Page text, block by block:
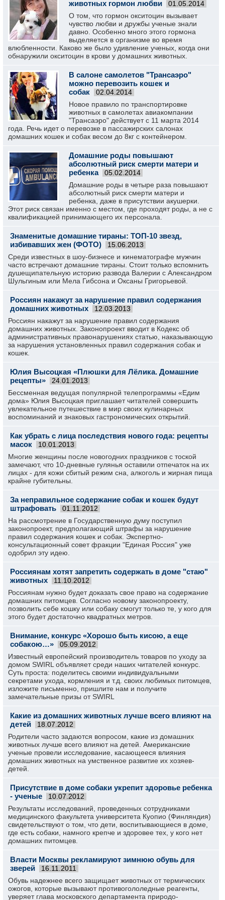
животных гормон любви 01.05.2014
О том, что гормон окситоцин вызывает
чувство любви и дружбы ученые знали
давно. Особенно много этого гормона
выделяется в организме во время
влюбленности. Каково же было удивление ученых, когда они
обнаружили окситоцин в крови у домашних животных.
В салоне самолетов "Трансаэро"
можно перевозить кошек и
собак
02.04.2014
Новое правило по транспортировке
животных в самолетах авиакомпании
"Трансаэро" действует с 11 марта 2014
года. Речь идет о перевозке в пассажирских салонах
домашних кошек и собак весом до 8кг с контейнером.
Домашние роды повышают
абсолютный риск смерти матери и
ребенка
05.02.2014
Домашние роды в четыре раза повышают
абсолютный риск смерти матери и
ребенка, даже в присутствии акушерки.
Этот риск связан именно с местом, где проходят роды, а не с
квалификацией принимающего их персонала.
Знаменитые домашние тираны: ТОП-10 звезд,
избивавших жен (ФОТО)
15.06.2013
Среди известных в шоу-бизнесе и кинематографе мужчин
часто встречают домашние тираны. Стоит только вспомнить
душещипательную историю развода Валерии с Александром
Шульгиным или Мела Гибсона и Оксаны Григорьевой.
Россиян накажут за нарушение правил содержания
домашних животных
12.03.2013
Россиян накажут за нарушение правил содержания
домашних животных. Законопроект вводит в Кодекс об
административных правонарушениях статью, наказывающую
за нарушения установленных правил содержания собак и
кошек.
Юлия Высоцкая «Плюшки для Лёлика. Домашние
рецепты»
24.01.2013
Бессменная ведущая популярной телепрограммы «Едим
дома» Юлия Высоцкая приглашает читателей совершить
увлекательное путешествие в мир своих кулинарных
воспоминаний и знаковых гастрономических открытий.
Как убрать с лица последствия нового года: рецепты
масок
10.01.2013
Многие женщины после новогодних праздников с тоской
замечают, что 10-дневные гулянья оставили отпечаток на их
лицах - для кожи сбитый режим сна, алкоголь и жирная пища
крайне губительны.
За неправильное содержание собак и кошек будут
штрафовать
01.11.2012
На рассмотрение в Государственную думу поступил
законопроект, предполагающий штрафы за нарушение
правил содержания кошек и собак. Экспертно-
консультационный совет фракции "Единая Россия" уже
одобрил эту идею.
Россиянам хотят запретить содержать в доме "стаю"
животных
11.10.2012
Россиянам нужно будет доказать свое право на содержание
домашних питомцев. Согласно новому законопроекту,
позволить себе кошку или собаку смогут только те, у кого для
этого будет достаточно квадратных метров.
Внимание, конкурс «Хорошо быть кисою, а еще
собакою…»
05.09.2012
Известный европейский производитель товаров по уходу за
домом SWIRL объявляет среди наших читателей конкурс.
Суть проста: поделитесь своими индивидуальными
секретами ухода, кормления и т.д. своих любимых питомцев,
изложите письменно, пришлите нам и получите
замечательные призы от SWIRL
Какие из домашних животных лучше всего влияют на
детей
18.07.2012
Родители часто задаются вопросом, какие из домашних
животных лучше всего влияют на детей. Американские
ученые провели исследование, касающееся влияния
домашних животных на умственное развитие их хозяев-
детей.
Присутствие в доме собаки укрепит здоровье ребенка
- ученые
10.07.2012
Результаты исследований, проведенных сотрудниками
медицинского факультета университета Куопио (Финляндия)
свидетельствуют о том, что дети, воспитывающиеся в доме,
где есть собаки, намного крепче и здоровее тех, у кого нет
домашних питомцев.
Власти Москвы рекламируют зимнюю обувь для
зверей
16.11.2011
Обувь надежнее всего защищает животных от термических
ожогов, которые вызывают противогололедные реагенты,
уверяет глава московского департамента природо-